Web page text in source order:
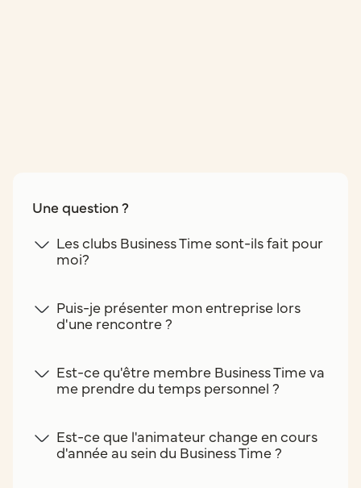
Une question ?
Les clubs Business Time sont-ils fait pour
moi?
Puis-je présenter mon entreprise lors
d'une rencontre ?
Est-ce qu'être membre Business Time va
me prendre du temps personnel ?
Est-ce que l'animateur change en cours
d'année au sein du Business Time ?